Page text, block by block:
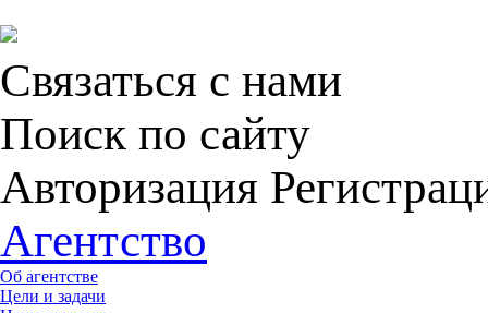
Связаться с нами
Поиск по сайту
Авторизация
Агентство
Об агентстве
Цели и задачи